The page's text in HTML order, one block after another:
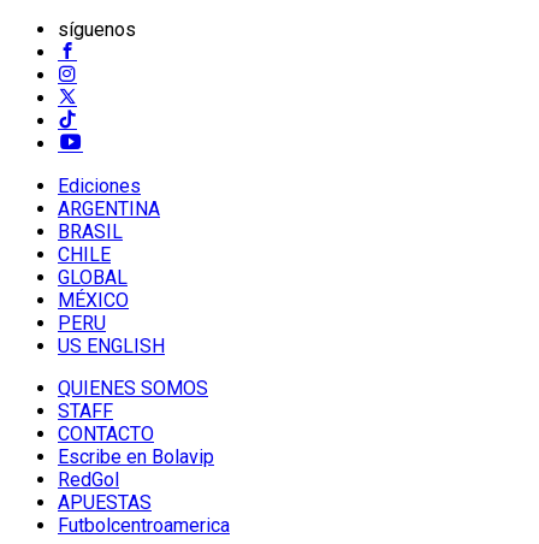
síguenos
Ediciones
ARGENTINA
BRASIL
CHILE
GLOBAL
MÉXICO
PERU
US ENGLISH
QUIENES SOMOS
STAFF
CONTACTO
Escribe en Bolavip
RedGol
APUESTAS
Futbolcentroamerica